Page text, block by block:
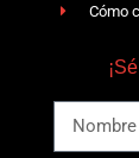
Cómo